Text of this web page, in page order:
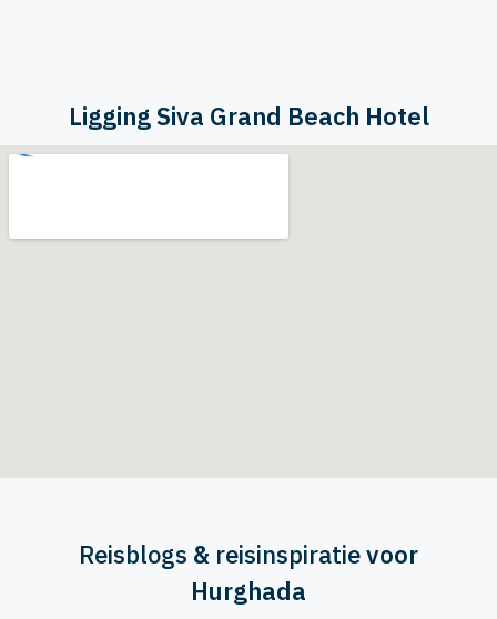
Ligging Siva Grand Beach Hotel
Reisblogs & reisinspiratievoor
Hurghada